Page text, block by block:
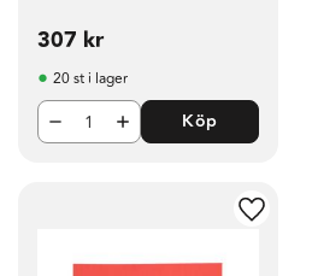
307 kr
20 st i lager
Köp
till i favoriter Lägg